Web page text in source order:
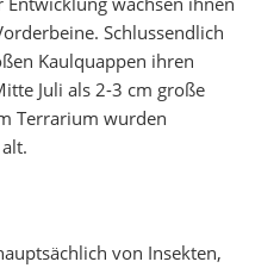
Schlussendlich
Kaulquappen ihren
Juli als 2-3 cm große
Terrarium wurden
von Insekten,